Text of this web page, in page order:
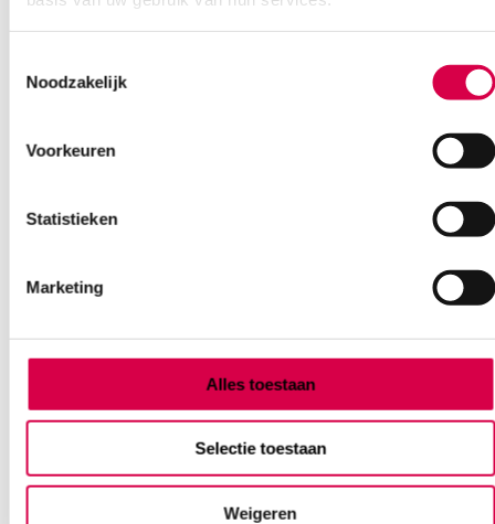
Noodzakelijk
Voorkeuren
Statistieken
Marketing
Alles toestaan
Selectie toestaan
Weigeren
Ook interessant
Curaplast Sensitive wondpleister, 4cm x 5m (1)